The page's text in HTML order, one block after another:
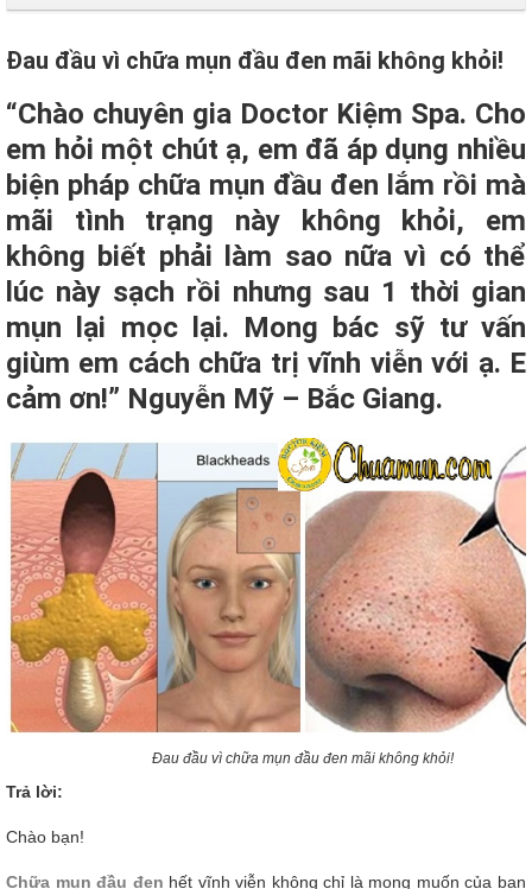
Đau đầu vì chữa mụn đầu đen mãi không khỏi!
“Chào chuyên gia Doctor Kiệm Spa. Cho
em hỏi một chút ạ, em đã áp dụng nhiều
biện pháp chữa mụn đầu đen lắm rồi mà
mãi tình trạng này không khỏi, em
không biết phải làm sao nữa vì có thể
lúc này sạch rồi nhưng sau 1 thời gian
mụn lại mọc lại. Mong bác sỹ tư vấn
giùm em cách chữa trị vĩnh viễn với ạ. E
cảm ơn!” Nguyễn Mỹ – Bắc Giang.
Đau đầu vì chữa mụn đầu đen mãi không khỏi!
Trả lời:
Chào bạn!
Chữa mụn đầu đen hết vĩnh viễn không chỉ là mong muốn của bạn